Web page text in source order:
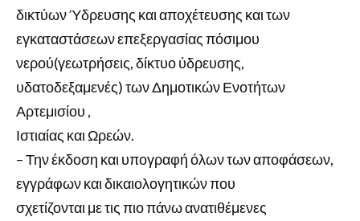
δικτύων Ύδρευσης και αποχέτευσης και των
εγκαταστάσεων επεξεργασίας πόσιμου
νερού(γεωτρήσεις, δίκτυο ύδρευσης,
υδατοδεξαμενές) των Δημοτικών Ενοτήτων
Αρτεμισίου ,
Ιστιαίας και Ωρεών.
– Την έκδοση και υπογραφή όλων των αποφάσεων,
εγγράφων και δικαιολογητικών που
σχετίζονται με τις πιο πάνω ανατιθέμενες